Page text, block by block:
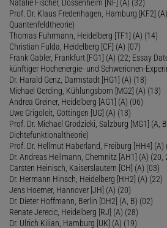
Natalie Fischer, Dossenheim [NF] (A) (32)
Prof. Dr. Klaus Fredenhagen, Hamburg [KF2]
Quantenfeldtheorie)
Thomas Fuhrmann, Heidelberg [TF1] (A) (14)
Christian Fulda, Heidelberg [CF] (A) (07)
Frank Gabler, Frankfurt [FG1] (A) (22; Essay
künftiger Hochenergie- und Schwerionen-
Dr. Harald Genz, Darmstadt [HG1] (A) (18)
Michael Gerding, Kühlungsborn [MG2] (A) (13)
Andrea Greiner, Heidelberg [AG1] (A) (06)
Uwe Grigoleit, Göttingen [UG] (A) (13)
Prof. Dr. Michael Grodzicki, Salzburg [MG1] (A,
Dichtefunktionaltheorie)
Prof. Dr. Hellmut Haberland, Freiburg [HH4] (A)
Dr. Andreas Heilmann, Chemnitz [AH1] (A) (20,
Carsten Heinisch, Kaiserslautern [CH] (A) (03)
Dr. Hermann Hinsch, Heidelberg [HH2] (A) (22)
Jens Hoerner, Hannover [JH] (A) (20)
Dr. Dieter Hoffmann, Berlin [DH2] (A, B) (02)
Renate Jerecic, Heidelberg [RJ] (A) (28)
Dr. Ulrich Kilian, Hamburg [UK] (A) (19)